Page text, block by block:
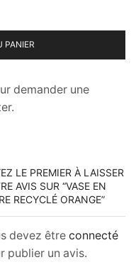
PANIER
demander une
LE PREMIER À LAISSER
AVIS SUR “VASE EN
RECYCLÉ ORANGE”
devez être connecté
publier un avis.